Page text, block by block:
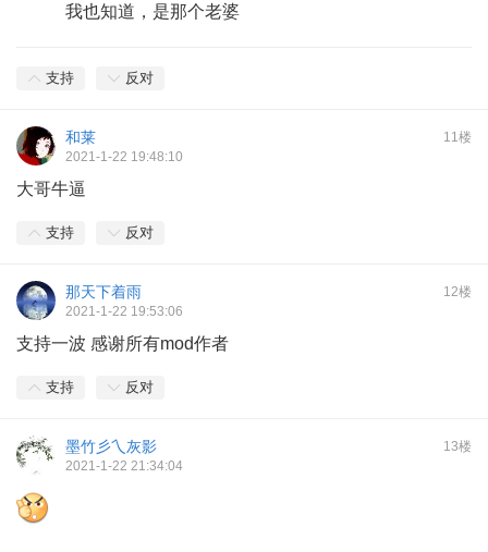
我也知道，是那个老婆
支持 反对
11楼
和莱
2021-1-22 19:48:10
大哥牛逼
支持 反对
12楼
那天下着雨
2021-1-22 19:53:06
支持一波 感谢所有mod作者
支持 反对
13楼
墨竹彡乀灰影
2021-1-22 21:34:04